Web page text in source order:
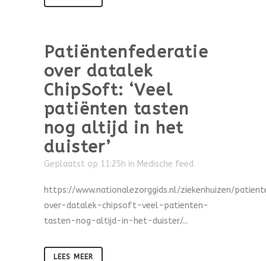
Patiëntenfederatie
over datalek
ChipSoft: ‘Veel
patiënten tasten
nog altijd in het
duister’
Geplaatst op 11:25h in Medische feed
https://www.nationalezorggids.nl/ziekenhuizen/
over-datalek-chipsoft-veel-patienten-
tasten-nog-altijd-in-het-duister/...
LEES MEER